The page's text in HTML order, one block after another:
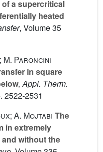
a supercritical
heated
, Volume 35
M. Paroncini
in square
, Appl. Therm.
2522-2531
A. Mojtabi The
in extremely
without the